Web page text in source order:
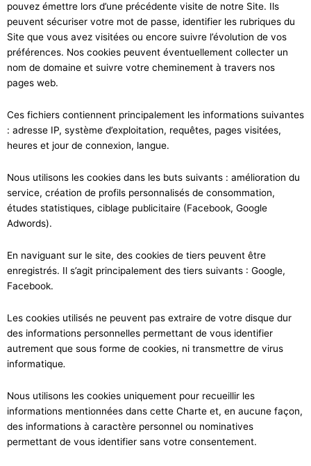
pouvez émettre lors d’une précédente visite de notre Site. Ils
peuvent sécuriser votre mot de passe, identifier les rubriques du
Site que vous avez visitées ou encore suivre l’évolution de vos
préférences. Nos cookies peuvent éventuellement collecter un
nom de domaine et suivre votre cheminement à travers nos
pages web.
Ces fichiers contiennent principalement les informations suivantes
: adresse IP, système d’exploitation, requêtes, pages visitées,
heures et jour de connexion, langue.
Nous utilisons les cookies dans les buts suivants : amélioration du
service, création de profils personnalisés de consommation,
études statistiques, ciblage publicitaire (Facebook, Google
Adwords).
En naviguant sur le site, des cookies de tiers peuvent être
enregistrés. Il s’agit principalement des tiers suivants : Google,
Facebook.
Les cookies utilisés ne peuvent pas extraire de votre disque dur
des informations personnelles permettant de vous identifier
autrement que sous forme de cookies, ni transmettre de virus
informatique.
Nous utilisons les cookies uniquement pour recueillir les
informations mentionnées dans cette Charte et, en aucune façon,
des informations à caractère personnel ou nominatives
permettant de vous identifier sans votre consentement.